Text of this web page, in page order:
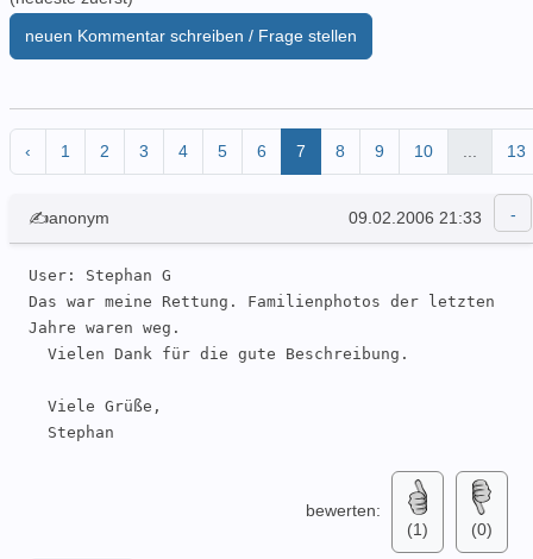
neuen Kommentar schreiben / Frage stellen
‹ 1 2 3 4 5 6 7 8 9 10 13
✍anonym 09.02.2006 21:33
User: Stephan G
Das war meine Rettung. Familienphotos der letzten
Jahre waren weg.
  Stephan
bewerten:
(1)
(0)